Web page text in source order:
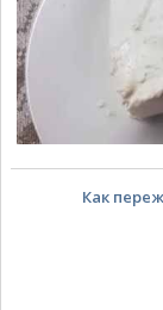
Как